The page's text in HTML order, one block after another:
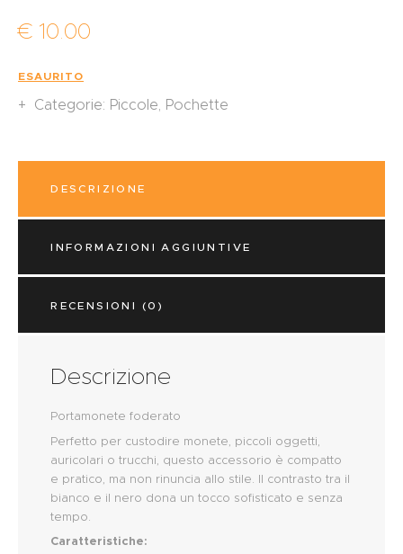
€ 10.00
ESAURITO
Categorie: Piccole Pochette
DESCRIZIONE
INFORMAZIONI AGGIUNTIVE
RECENSIONI (0)
Descrizione
Portamonete foderato
Perfetto per custodire monete, piccoli oggetti,
auricolari o trucchi, questo accessorio è compatto
e pratico, ma non rinuncia allo stile. Il contrasto tra il
bianco e il nero dona un tocco sofisticato e senza
tempo.
Caratteristiche: